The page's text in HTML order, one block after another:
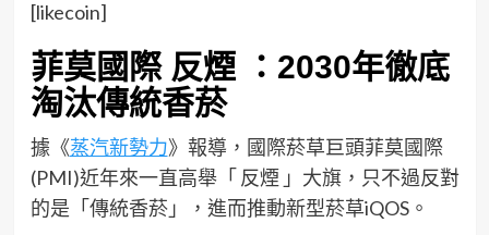
[likecoin]
菲莫國際 反煙 ：2030年徹底
淘汰傳統香菸
據《蒸汽新勢力》報導，國際菸草巨頭菲莫國際
(PMI)近年來一直高舉「 反煙 」大旗，只不過反對
的是「傳統香菸」，進而推動新型菸草iQOS。